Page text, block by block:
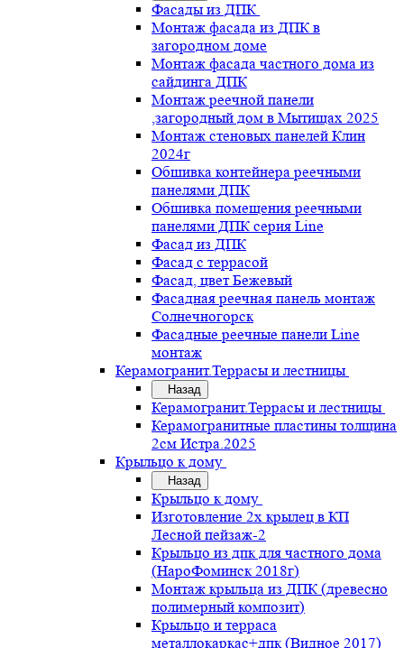
Фасады из ДПК
Монтаж фасада из ДПК в
загородном доме
Монтаж фасада частного дома из
сайдинга ДПК
Монтаж реечной панели
,загородный дом в Мытищах 2025
Монтаж стеновых панелей Клин
2024г
Обшивка контейнера реечными
панелями ДПК
Обшивка помещения реечными
панелями ДПК серия Line
Фасад из ДПК
Фасад с террасой
Фасад, цвет Бежевый
Фасадная реечная панель монтаж
Солнечногорск
Фасадные реечные панели Line
монтаж
Керамогранит.Террасы и лестницы
Назад
Керамогранит.Террасы и лестницы
Керамогранитные пластины толщина
2см Истра.2025
Крыльцо к дому
Назад
Крыльцо к дому
Изготовление 2х крылец в КП
Лесной пейзаж-2
Крыльцо из дпк для частного дома
(НароФоминск 2018г)
Монтаж крыльца из ДПК (древесно
полимерный композит)
Крыльцо и терраса
металлокаркас+дпк (Видное 2017)